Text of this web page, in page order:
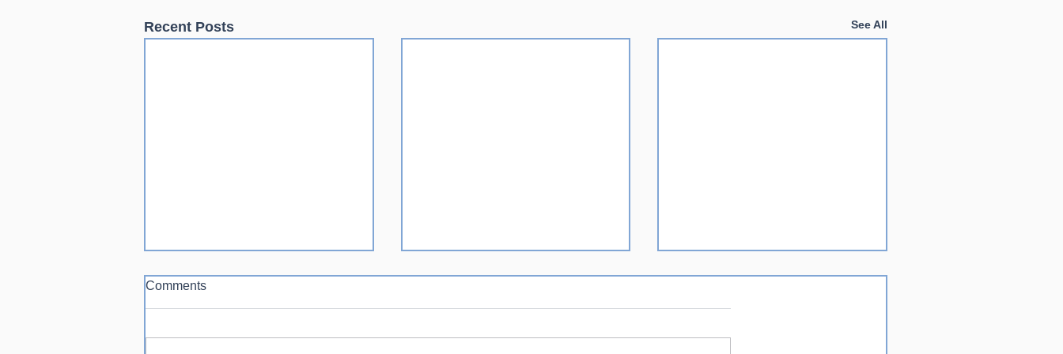
Recent Posts See All
Comments